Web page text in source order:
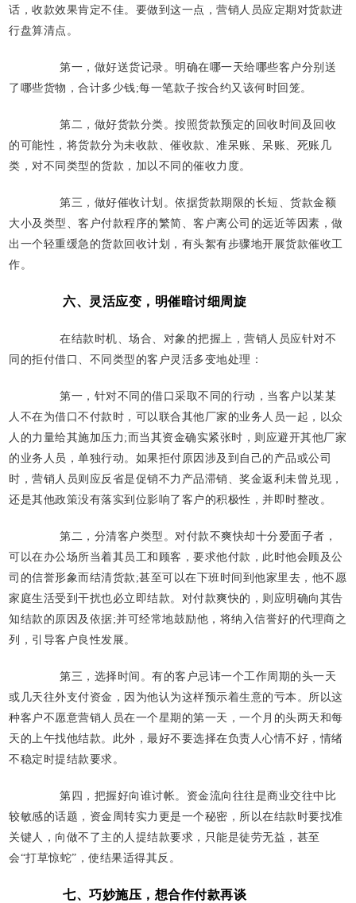
话，收款效果肯定不佳。要做到这一点，营销人员应定期对货款进
行盘算清点。
第一，做好送货记录。明确在哪一天给哪些客户分别送
了哪些货物，合计多少钱;每一笔款子按合约又该何时回笼。
第二，做好货款分类。按照货款预定的回收时间及回收
的可能性，将货款分为未收款、催收款、准呆账、呆账、死账几
类，对不同类型的货款，加以不同的催收力度。
第三，做好催收计划。依据货款期限的长短、货款金额
大小及类型、客户付款程序的繁简、客户离公司的远近等因素，做
出一个轻重缓急的货款回收计划，有头絮有步骤地开展货款催收工
作。
六、灵活应变，明催暗讨细周旋
在结款时机、场合、对象的把握上，营销人员应针对不
同的拒付借口、不同类型的客户灵活多变地处理：
第一，针对不同的借口采取不同的行动，当客户以某某
人不在为借口不付款时，可以联合其他厂家的业务人员一起，以众
人的力量给其施加压力;而当其资金确实紧张时，则应避开其他厂家
的业务人员，单独行动。如果拒付原因涉及到自己的产品或公司
时，营销人员则应反省是促销不力产品滞销、奖金返利未曾兑现，
还是其他政策没有落实到位影响了客户的积极性，并即时整改。
第二，分清客户类型。对付款不爽快却十分爱面子者，
可以在办公场所当着其员工和顾客，要求他付款，此时他会顾及公
司的信誉形象而结清货款;甚至可以在下班时间到他家里去，他不愿
家庭生活受到干扰也必立即结款。对付款爽快的，则应明确向其告
知结款的原因及依据;并可经常地鼓励他，将纳入信誉好的代理商之
列，引导客户良性发展。
第三，选择时间。有的客户忌讳一个工作周期的头一天
或几天往外支付资金，因为他认为这样预示着生意的亏本。所以这
种客户不愿意营销人员在一个星期的第一天，一个月的头两天和每
天的上午找他结款。此外，最好不要选择在负责人心情不好，情绪
不稳定时提结款要求。
第四，把握好向谁讨帐。资金流向往往是商业交往中比
较敏感的话题，资金周转实力更是一个秘密，所以在结款时要找准
关键人，向做不了主的人提结款要求，只能是徒劳无益，甚至
会“打草惊蛇”，使结果适得其反。
七、巧妙施压，想合作付款再谈